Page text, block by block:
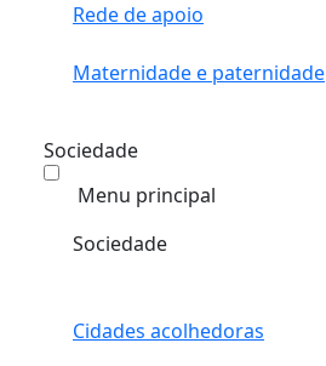
Rede de apoio
Maternidade e paternidade
Sociedade
Menu principal
Sociedade
Cidades acolhedoras